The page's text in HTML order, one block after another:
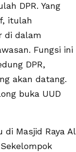
DPR. Yang
itulah
di dalam
Fungsi ini
DPR,
akan datang.
buka UUD
Masjid Raya Al